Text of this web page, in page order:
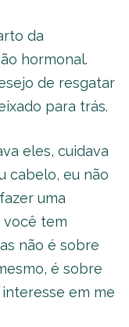
da
hormonal.
de resgatar
para trás.
eles, cuidava
cabelo, eu não
uma
você tem
não é sobre
é sobre
em me